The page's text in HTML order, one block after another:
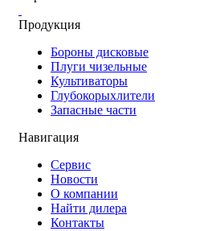
Продукция
Бороны дисковые
Плуги чизельные
Культиваторы
Глубокорыхлители
Запасные части
Навигация
Сервис
Новости
О компании
Найти дилера
Контакты